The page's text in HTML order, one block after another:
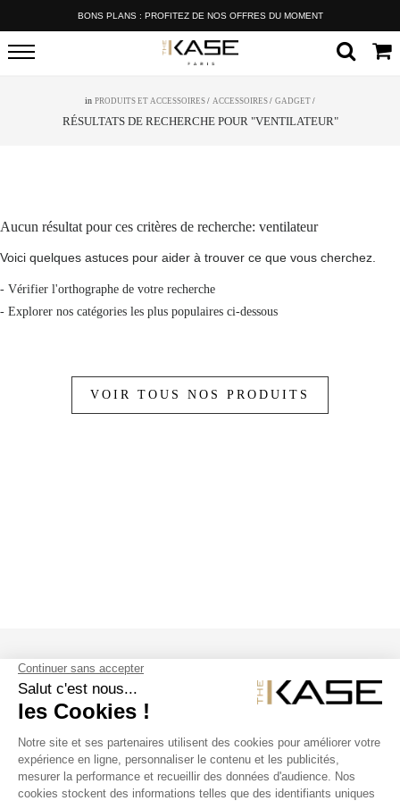
BONS PLANS : PROFITEZ DE NOS OFFRES DU MOMENT
in PRODUITS ET ACCESSOIRES / ACCESSOIRES / GADGET /
RÉSULTATS DE RECHERCHE POUR "VENTILATEUR"
Aucun résultat pour ces critères de recherche: ventilateur
Voici quelques astuces pour aider à trouver ce que vous cherchez.
- Vérifier l'orthographe de votre recherche
- Explorer nos catégories les plus populaires ci-dessous
VOIR TOUS NOS PRODUITS
NOS PRODUITS